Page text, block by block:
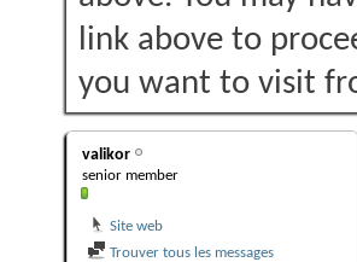
link above to
you want to visit
valikor
senior member
Site web
Trouver tous les messages